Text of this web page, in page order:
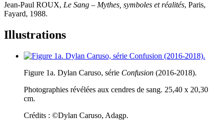
Jean-Paul ROUX, Le Sang – Mythes, symboles et réalités, Paris,
Fayard, 1988.
Illustrations
Figure 1a. Dylan Caruso, série Confusion (2016-2018).
Photographies révélées aux cendres de sang. 25,40 x 20,30
cm.
Crédits : ©Dylan Caruso, Adagp.